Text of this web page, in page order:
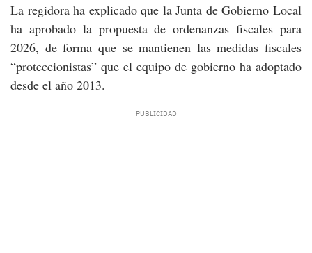
La regidora ha explicado que la Junta de Gobierno Local
ha aprobado la propuesta de ordenanzas fiscales para
2026, de forma que se mantienen las medidas fiscales
“proteccionistas” que el equipo de gobierno ha adoptado
desde el año 2013.